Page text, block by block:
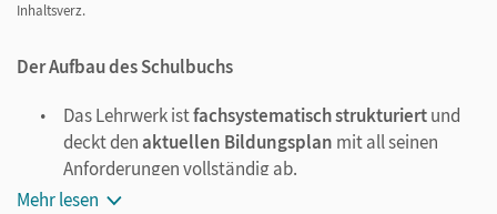
Inhaltsverz.
Der Aufbau des Schulbuchs
Das Lehrwerk istfachsystematisch strukturiertund
deckt denaktuellen Bildungsplan mit all seinen
Anforderungen vollständig ab.
JedesHauptkapitel
Mehr lesen